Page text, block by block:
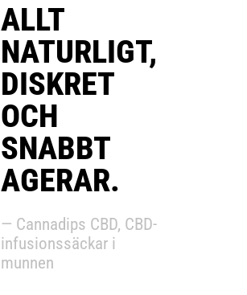
ALLT
NATURLIGT,
DISKRET
OCH
SNABBT
AGERAR.
— Cannadips CBD, CBD-
infusionssäckar i
munnen